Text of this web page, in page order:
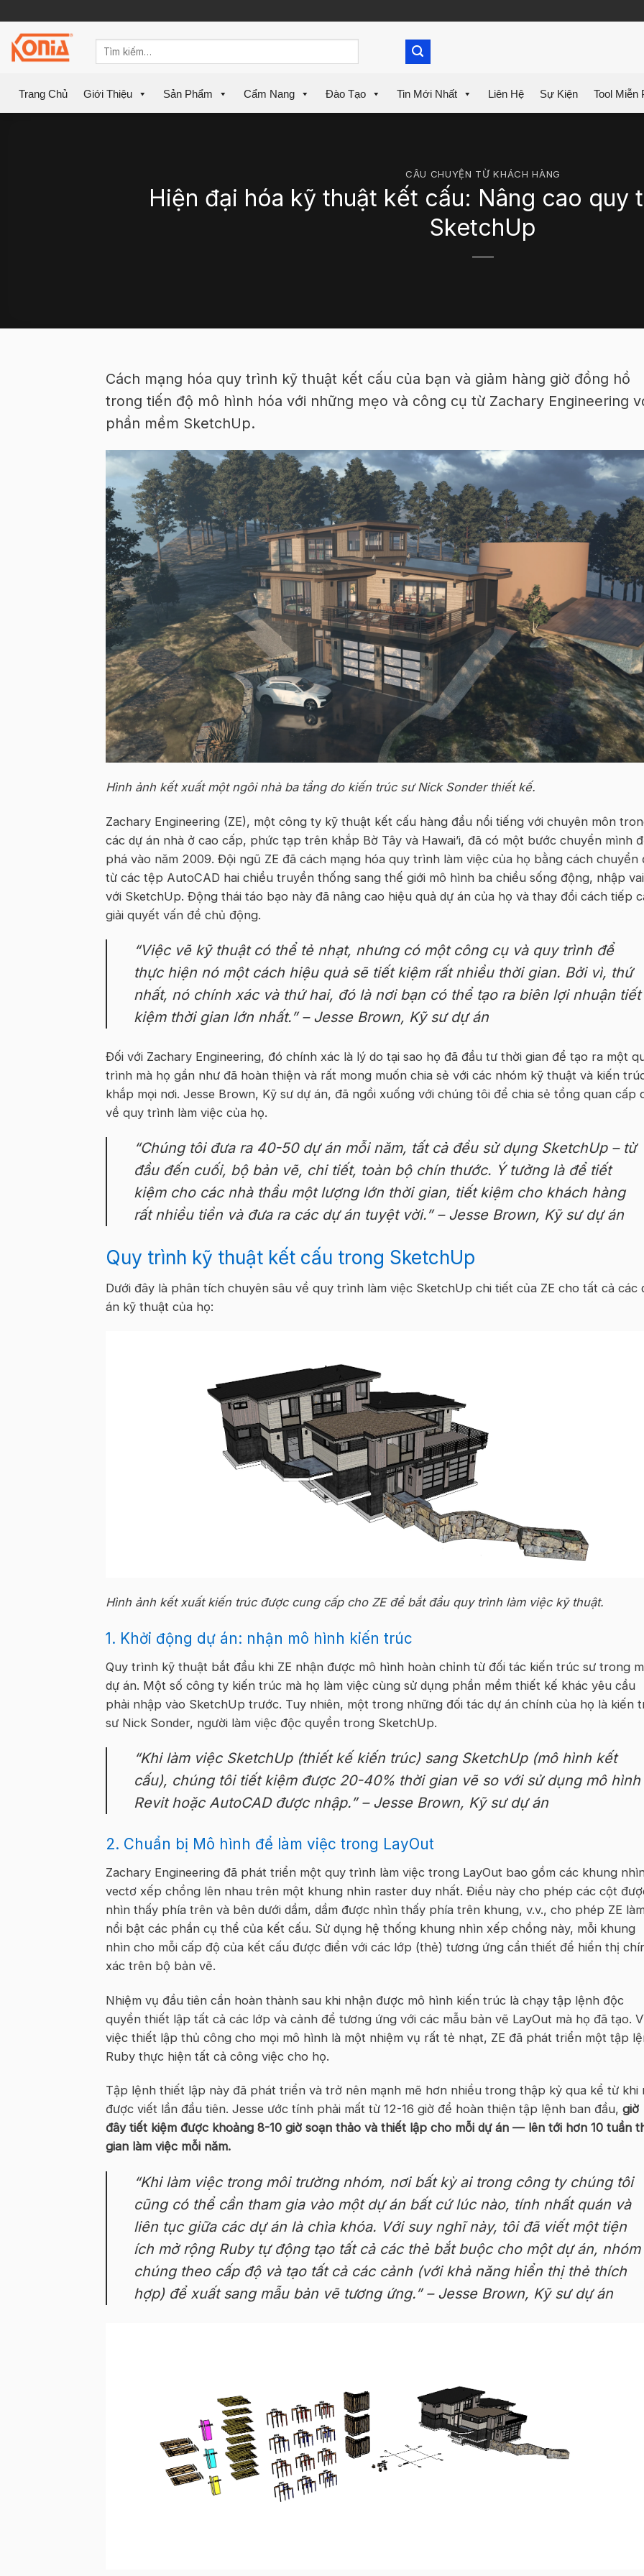
content
Trang Chủ Giới Thiệu Sản Phẩm Cẩm Nang Đào Tạo Tin Mới Nhất Liên Hệ Sự Kiện Tool Miễn
CÂU CHUYỆN TỪ KHÁCH HÀNG
Hiện đại hóa kỹ thuật kết cấu: Nâng cao quy
SketchUp
Cách mạng hóa quy trình kỹ thuật kết cấu của bạn và giảm hàng giờ đồng hồ
trong tiến độ mô hình hóa với những mẹo và công cụ từ Zachary Engineering
phần mềm SketchUp.
Hình ảnh kết xuất một ngôi nhà ba tầng do kiến trúc sư Nick Sonder thiết kế.
Zachary Engineering (ZE), một công ty kỹ thuật kết cấu hàng đầu nổi tiếng với chuyên môn
các dự án nhà ở cao cấp, phức tạp trên khắp Bờ Tây và Hawai’i, đã có một bước chuyển mình
phá vào năm 2009. Đội ngũ ZE đã cách mạng hóa quy trình làm việc của họ bằng cách chuyển
từ các tệp AutoCAD hai chiều truyền thống sang thế giới mô hình ba chiều sống động, nhập vai
với SketchUp. Động thái táo bạo này đã nâng cao hiệu quả dự án của họ và thay đổi cách tiếp
giải quyết vấn đề chủ động.
“Việc vẽ kỹ thuật có thể tẻ nhạt, nhưng có một công cụ và quy trình để
thực hiện nó một cách hiệu quả sẽ tiết kiệm rất nhiều thời gian. Bởi vì, thứ
nhất, nó chính xác và thứ hai, đó là nơi bạn có thể tạo ra biên lợi nhuận tiết
kiệm thời gian lớn nhất.” – Jesse Brown, Kỹ sư dự án
Đối với Zachary Engineering, đó chính xác là lý do tại sao họ đã đầu tư thời gian để tạo ra một
trình mà họ gần như đã hoàn thiện và rất mong muốn chia sẻ với các nhóm kỹ thuật và kiến
khắp mọi nơi. Jesse Brown, Kỹ sư dự án, đã ngồi xuống với chúng tôi để chia sẻ tổng quan cấp
về quy trình làm việc của họ.
“Chúng tôi đưa ra 40-50 dự án mỗi năm, tất cả đều sử dụng SketchUp – từ
đầu đến cuối, bộ bản vẽ, chi tiết, toàn bộ chín thước. Ý tưởng là để tiết
kiệm cho các nhà thầu một lượng lớn thời gian, tiết kiệm cho khách hàng
rất nhiều tiền và đưa ra các dự án tuyệt vời.” – Jesse Brown, Kỹ sư dự án
Quy trình kỹ thuật kết cấu trong SketchUp
Dưới đây là phân tích chuyên sâu về quy trình làm việc SketchUp chi tiết của ZE cho tất cả các
án kỹ thuật của họ:
Hình ảnh kết xuất kiến trúc được cung cấp cho ZE để bắt đầu quy trình làm việc kỹ thuật.
1. Khởi động dự án: nhận mô hình kiến trúc
Quy trình kỹ thuật bắt đầu khi ZE nhận được mô hình hoàn chỉnh từ đối tác kiến trúc sư trong
dự án. Một số công ty kiến trúc mà họ làm việc cùng sử dụng phần mềm thiết kế khác yêu cầu
phải nhập vào SketchUp trước. Tuy nhiên, một trong những đối tác dự án chính của họ là kiến
sư Nick Sonder, người làm việc độc quyền trong SketchUp.
“Khi làm việc SketchUp (thiết kế kiến trúc) sang SketchUp (mô hình kết
cấu), chúng tôi tiết kiệm được 20-40% thời gian vẽ so với sử dụng mô hình
Revit hoặc AutoCAD được nhập.” – Jesse Brown, Kỹ sư dự án
2. Chuẩn bị Mô hình để làm việc trong LayOut
Zachary Engineering đã phát triển một quy trình làm việc trong LayOut bao gồm các khung
vectơ xếp chồng lên nhau trên một khung nhìn raster duy nhất. Điều này cho phép các cột
nhìn thấy phía trên và bên dưới dầm, dầm được nhìn thấy phía trên khung, v.v., cho phép ZE
nổi bật các phần cụ thể của kết cấu. Sử dụng hệ thống khung nhìn xếp chồng này, mỗi khung
nhìn cho mỗi cấp độ của kết cấu được điền với các lớp (thẻ) tương ứng cần thiết để hiển thị
xác trên bộ bản vẽ.
Nhiệm vụ đầu tiên cần hoàn thành sau khi nhận được mô hình kiến trúc là chạy tập lệnh độc
quyền thiết lập tất cả các lớp và cảnh để tương ứng với các mẫu bản vẽ LayOut mà họ đã tạo.
việc thiết lập thủ công cho mọi mô hình là một nhiệm vụ rất tẻ nhạt, ZE đã phát triển một tập
Ruby thực hiện tất cả công việc cho họ.
Tập lệnh thiết lập này đã phát triển và trở nên mạnh mẽ hơn nhiều trong thập kỷ qua kể từ khi
được viết lần đầu tiên. Jesse ước tính phải mất từ 12-16 giờ để hoàn thiện tập lệnh ban đầu, giờ
đây tiết kiệm được khoảng 8-10 giờ soạn thảo và thiết lập cho mỗi dự án — lên tới hơn 10 tuần
gian làm việc mỗi năm.
“Khi làm việc trong môi trường nhóm, nơi bất kỳ ai trong công ty chúng tôi
cũng có thể cần tham gia vào một dự án bất cứ lúc nào, tính nhất quán và
liên tục giữa các dự án là chìa khóa. Với suy nghĩ này, tôi đã viết một tiện
ích mở rộng Ruby tự động tạo tất cả các thẻ bắt buộc cho một dự án, nhóm
chúng theo cấp độ và tạo tất cả các cảnh (với khả năng hiển thị thẻ thích
hợp) để xuất sang mẫu bản vẽ tương ứng.” – Jesse Brown, Kỹ sư dự án